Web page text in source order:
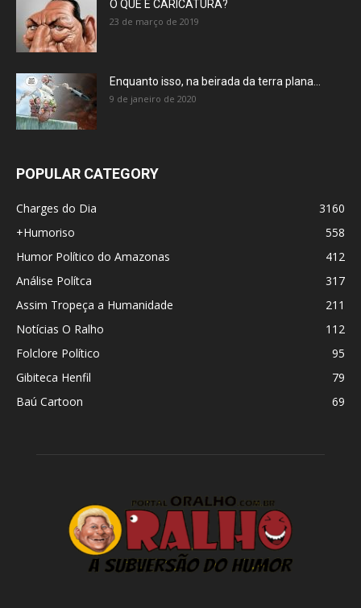
O QUE É CARICATURA?
23 de março de 2019
Enquanto isso, na beirada da terra plana…
9 de janeiro de 2020
POPULAR CATEGORY
Charges do Dia
3160
+Humoriso
558
Humor Político do Amazonas
412
Análise Polítca
317
Assim Tropeça a Humanidade
211
Notícias O Ralho
112
Folclore Político
95
Gibiteca Henfil
79
Baú Cartoon
69